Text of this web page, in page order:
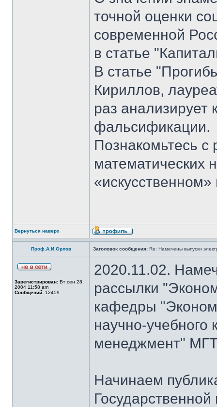
точной оценки
современной
в статье
В статье
Кириллов,
раз анализирует
фальсификации.
Познакомьтесь
математических
Вернуться наверх
Проф.А.И.Орлов Заголовок сообщения: Re: Намечены выпуски
Зарегистрирован: Вт сен 28,
2004 11:58 am
Сообщений: 12459
2020.11.02.
рассылки
кафедры
научно-
менеджмент"
Начинаем